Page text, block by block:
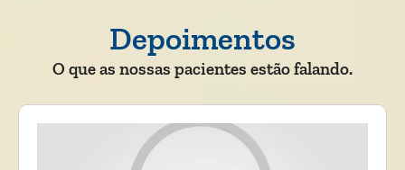
Depoimentos
O que as nossas pacientes estão falando.